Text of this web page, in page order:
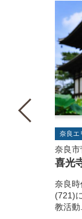
奈良エ
奈良
喜光
奈良
(721)
教活動